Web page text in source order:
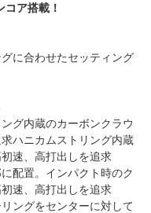
ア搭載！
に合わせたセッティング
グ内蔵のカーボンクラウ
ハニカムストリング内蔵
速、高打出しを追求
配置。インパクト時のク
速、高打出しを追求
ングをセンターに対して